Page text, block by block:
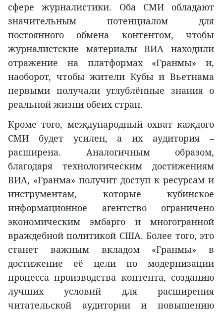
сфере журналистики. Оба СМИ обладают
значительным потенциалом для
постоянного обмена контентом, чтобы
журналистские материалы ВИА находили
отражение на платформах «Гранмы» и,
наоборот, чтобы жители Кубы и Вьетнама
первыми получали углублённые знания о
реальной жизни обеих стран.
Кроме того, международный охват каждого
СМИ будет усилен, а их аудитория –
расширена. Аналогичным образом,
благодаря технологическим достижениям
ВИА, «Гранма» получит доступ к ресурсам и
инструментам, которые кубинское
информационное агентство ограничено
экономическим эмбарго и многогранной
враждебной политикой США. Более того, это
станет важным вкладом «Гранмы» в
достижение её цели по модернизации
процесса производства контента, созданию
лучших условий для расширения
читательской аудитории и повышению